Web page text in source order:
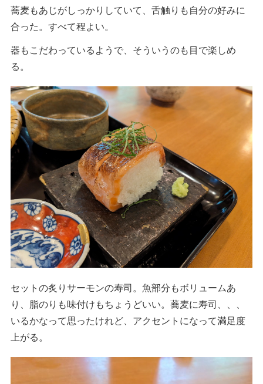
蕎麦もあじがしっかりしていて、舌触りも自分の好みに
合った。すべて程よい。
器もこだわっているようで、そういうのも目で楽しめ
る。
セットの炙りサーモンの寿司。魚部分もボリュームあ
り、脂のりも味付けもちょうどいい。蕎麦に寿司、、、
いるかなって思ったけれど、アクセントになって満足度
上がる。